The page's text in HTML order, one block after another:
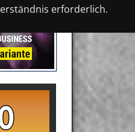
erforderlich.